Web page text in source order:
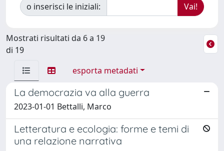
o inserisci le iniziali:
Mostrati risultati da 6 a 19
di 19
esporta metadati
La democrazia va alla guerra
2023-01-01 Bettalli, Marco
Letteratura e ecologia: forme e temi di
una relazione narrativa